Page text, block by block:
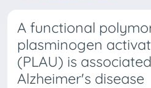
A functional
plasminogen
(PLAU) is
Alzheimer's disease